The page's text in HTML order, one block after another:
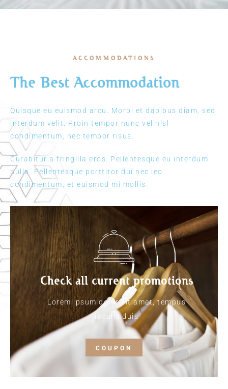
ACCOMMODATIONS
The Best Accommodation
Quisque eu euismod arcu. Morbi et dapibus diam, sed
interdum velit. Proin tempor nunc vel nisl
condimentum, nec tempor risus.
Curabitur a fringilla eros. Pellentesque eu interdum
nulla. Pellentesque porttitor dui nec leo
condimentum, et euismod mi mollis.
Check all current promotions
Lorem ipsum dolor sit amet, tempus
iaculis duis
COUPON